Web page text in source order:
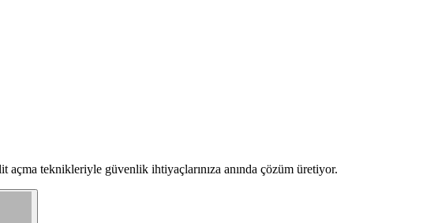
teknikleriyle güvenlik ihtiyaçlarınıza anında çözüm üretiyor.